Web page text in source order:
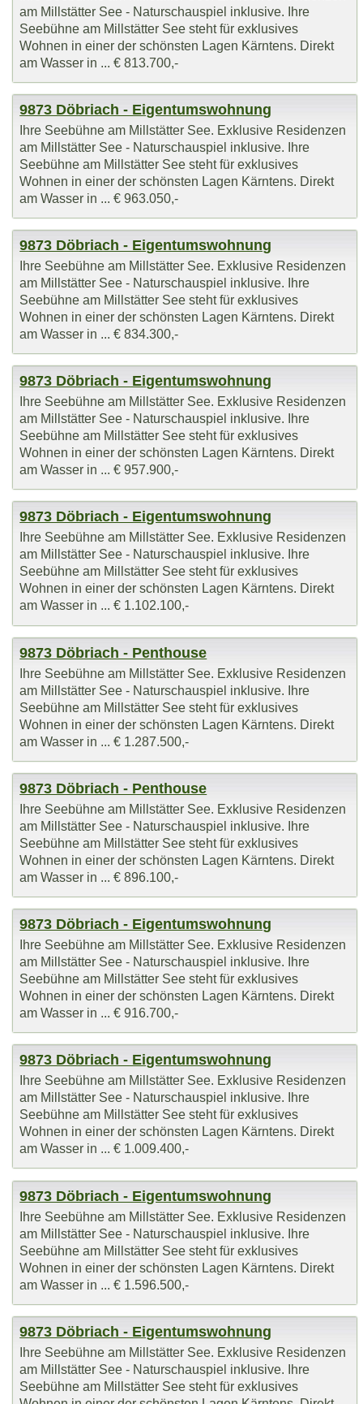
am Millstätter See - Naturschauspiel inklusive. Ihre
Seebühne am Millstätter See steht für exklusives
Wohnen in einer der schönsten Lagen Kärntens. Direkt
am Wasser in ... € 813.700,-
9873 Döbriach - Eigentumswohnung
Ihre Seebühne am Millstätter See. Exklusive Residenzen
am Millstätter See - Naturschauspiel inklusive. Ihre
Seebühne am Millstätter See steht für exklusives
Wohnen in einer der schönsten Lagen Kärntens. Direkt
am Wasser in ... € 963.050,-
9873 Döbriach - Eigentumswohnung
Ihre Seebühne am Millstätter See. Exklusive Residenzen
am Millstätter See - Naturschauspiel inklusive. Ihre
Seebühne am Millstätter See steht für exklusives
Wohnen in einer der schönsten Lagen Kärntens. Direkt
am Wasser in ... € 834.300,-
9873 Döbriach - Eigentumswohnung
Ihre Seebühne am Millstätter See. Exklusive Residenzen
am Millstätter See - Naturschauspiel inklusive. Ihre
Seebühne am Millstätter See steht für exklusives
Wohnen in einer der schönsten Lagen Kärntens. Direkt
am Wasser in ... € 957.900,-
9873 Döbriach - Eigentumswohnung
Ihre Seebühne am Millstätter See. Exklusive Residenzen
am Millstätter See - Naturschauspiel inklusive. Ihre
Seebühne am Millstätter See steht für exklusives
Wohnen in einer der schönsten Lagen Kärntens. Direkt
am Wasser in ... € 1.102.100,-
9873 Döbriach - Penthouse
Ihre Seebühne am Millstätter See. Exklusive Residenzen
am Millstätter See - Naturschauspiel inklusive. Ihre
Seebühne am Millstätter See steht für exklusives
Wohnen in einer der schönsten Lagen Kärntens. Direkt
am Wasser in ... € 1.287.500,-
9873 Döbriach - Penthouse
Ihre Seebühne am Millstätter See. Exklusive Residenzen
am Millstätter See - Naturschauspiel inklusive. Ihre
Seebühne am Millstätter See steht für exklusives
Wohnen in einer der schönsten Lagen Kärntens. Direkt
am Wasser in ... € 896.100,-
9873 Döbriach - Eigentumswohnung
Ihre Seebühne am Millstätter See. Exklusive Residenzen
am Millstätter See - Naturschauspiel inklusive. Ihre
Seebühne am Millstätter See steht für exklusives
Wohnen in einer der schönsten Lagen Kärntens. Direkt
am Wasser in ... € 916.700,-
9873 Döbriach - Eigentumswohnung
Ihre Seebühne am Millstätter See. Exklusive Residenzen
am Millstätter See - Naturschauspiel inklusive. Ihre
Seebühne am Millstätter See steht für exklusives
Wohnen in einer der schönsten Lagen Kärntens. Direkt
am Wasser in ... € 1.009.400,-
9873 Döbriach - Eigentumswohnung
Ihre Seebühne am Millstätter See. Exklusive Residenzen
am Millstätter See - Naturschauspiel inklusive. Ihre
Seebühne am Millstätter See steht für exklusives
Wohnen in einer der schönsten Lagen Kärntens. Direkt
am Wasser in ... € 1.596.500,-
9873 Döbriach - Eigentumswohnung
Ihre Seebühne am Millstätter See. Exklusive Residenzen
am Millstätter See - Naturschauspiel inklusive. Ihre
Seebühne am Millstätter See steht für exklusives